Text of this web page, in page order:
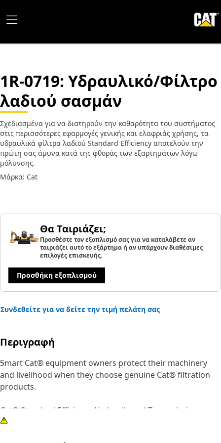
1R-0719: Υδραυλικό/Φίλτρο
λαδιού σασμάν
Σχεδιασμένα για να διατηρούν την καθαρότητα του συστήματος
στις περισσότερες εφαρμογές γενικής και ελαφριάς χρήσης, τα
υδραυλικά φίλτρα λαδιού Standard Efficiency αποτελούν την
πρώτη σας άμυνα κατά της φθοράς των εξαρτημάτων λόγω
μόλυνσης.
Μάρκα: Cat
Θα Ταιριάζει;
Προσθέστε τον εξοπλισμό σας για να καταλάβετε αν
ταιριάζει αυτό το εξάρτημα ή αν υπάρχουν διαθέσιμες
επιλογές επισκευής.
Προσθήκη εξοπλισμού
Συνδεθείτε για να δείτε την τιμή πελάτη σας
Περιγραφή
Smart Cat® equipment owners protect their machinery
and livelihood when they choose genuine Cat® filtration
products.
Cat® Standard Efficiency Hydraulic and Transmission
Filters are designed to maintain system cleanliness and